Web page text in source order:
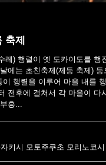
축제
레) 행렬이 옛 도카이도를 행
에는 초친축제(제등 축제) 등
이 행렬을 이루어 마을 내를
전후에 걸쳐서 각 마을이 다
흥...
키시 모토주쿠초 모리노코시